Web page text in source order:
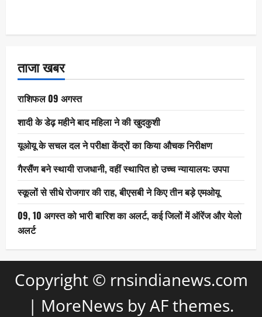
ताजा खबर
राशिफल 09 अगस्त
शादी के डेढ़ महीने बाद महिला ने की खुदकुशी
यूओयू के सचल दल ने परीक्षा केंद्रों का किया औचक निरीक्षण
गैरसैंण बने स्थायी राजधानी, वहीं स्थापित हो उच्च न्यायालय: उपपा
स्कूलों से सीधे रोजगार की राह, बीएसबी ने किए तीन बड़े एमओयू
09, 10 अगस्त को भारी बारिश का अलर्ट, कई जिलों में ऑरेंज और येलो
अलर्ट
Copyright © rnsindianews.com
| MoreNews by AF themes.